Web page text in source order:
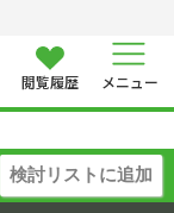
閲覧履歴 メニュー
検討リストに追加